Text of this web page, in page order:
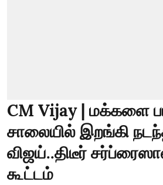
CM Vijay | மக்களை
சாலையில் இறங்கி
விஜய்..திடீர்
கூட்டம்